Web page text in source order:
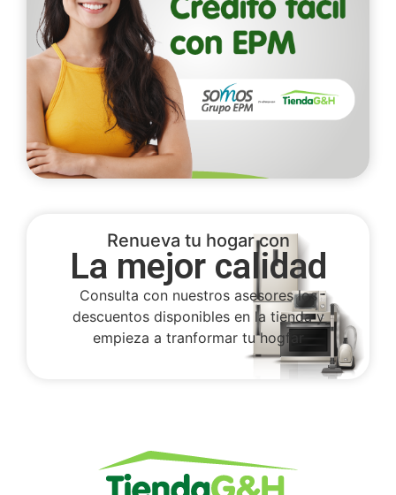
Renueva tu hogar con
La mejor calidad
Consulta con nuestros asesores los
descuentos disponibles en la tienda y
empieza a tranformar tu hogfar